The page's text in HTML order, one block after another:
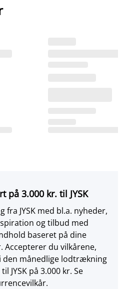
på 3.000 kr. til JYSK
JYSK med bl.a. nyheder,
og tilbud med
baseret på dine
Accepterer du vilkårene,
den månedlige lodtrækning
JYSK på 3.000 kr. Se